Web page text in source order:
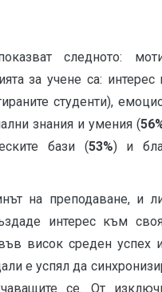
следното:
за учене са:
студенти),
знания и умения (
бази (53%) и
преподаване, и
интерес към
висок среден успех
е успял да
се. От